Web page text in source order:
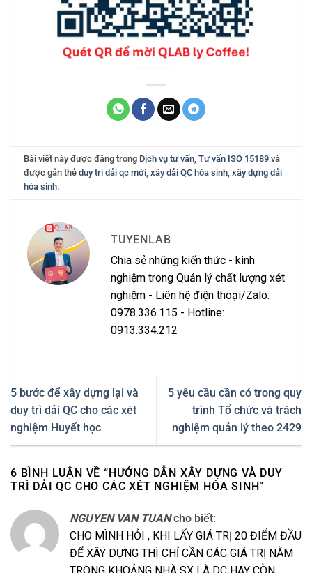
Bài viết này được đăng trong Dịch vụ tư vấn ,Tư vấn ISO 15189 và
được gắn thẻduy trì dải qc mới ,xây dải QC hóa sinh ,xây dựng dải
hóa sinh.
TUYENLAB
Chia sẻ những kiến thức - kinh
nghiệm trong Quản lý chất lượng xét
nghiệm - Liên hệ điện thoại/Zalo:
0978.336.115 - Hotline:
0913.334.212
5 bước để xây dựng lại và
duy trì dải QC cho các xét
nghiệm Huyết học
5 yêu cầu cần có trong quy
trình Tổ chức và trách
nghiệm quản lý theo 2429
6 BÌNH LUẬN VỀ “HƯỚNG DẪN XÂY DỰNG VÀ DUY
TRÌ DẢI QC CHO CÁC XÉT NGHIỆM HÓA SINH”
NGUYEN VAN TUAN cho biết:
CHO MÌNH HỎI , KHI LẤY GIÁ TRỊ 20 ĐIỂM ĐẦU
ĐỂ XÂY DỰNG THÌ CHỈ CẦN CÁC GIÁ TRỊ NẰM
TRONG KHOẢNG NHÀ SX LÀ DC HAY CÒN